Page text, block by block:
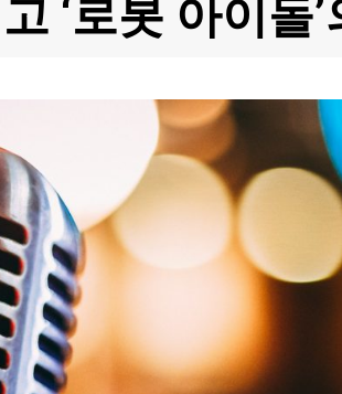
‘로봇 아이돌